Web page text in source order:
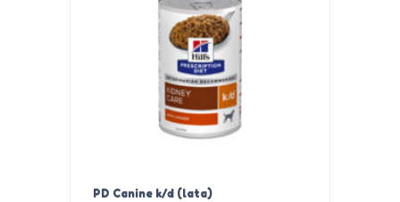
PD Canine k/d (lata)